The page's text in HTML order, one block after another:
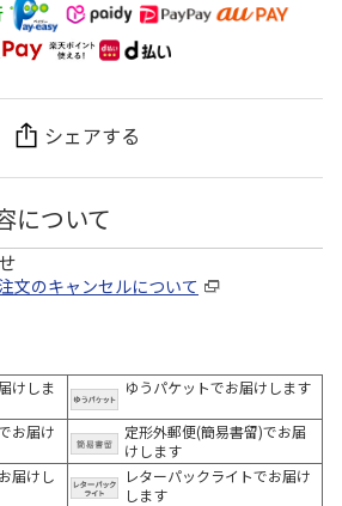
シェアする
について
文のキャンセルについて
けしま
ゆうパケットでお届けします
お届け
定形外郵便(簡易書留)でお届
けします
届けし
レターパックライトでお届け
します